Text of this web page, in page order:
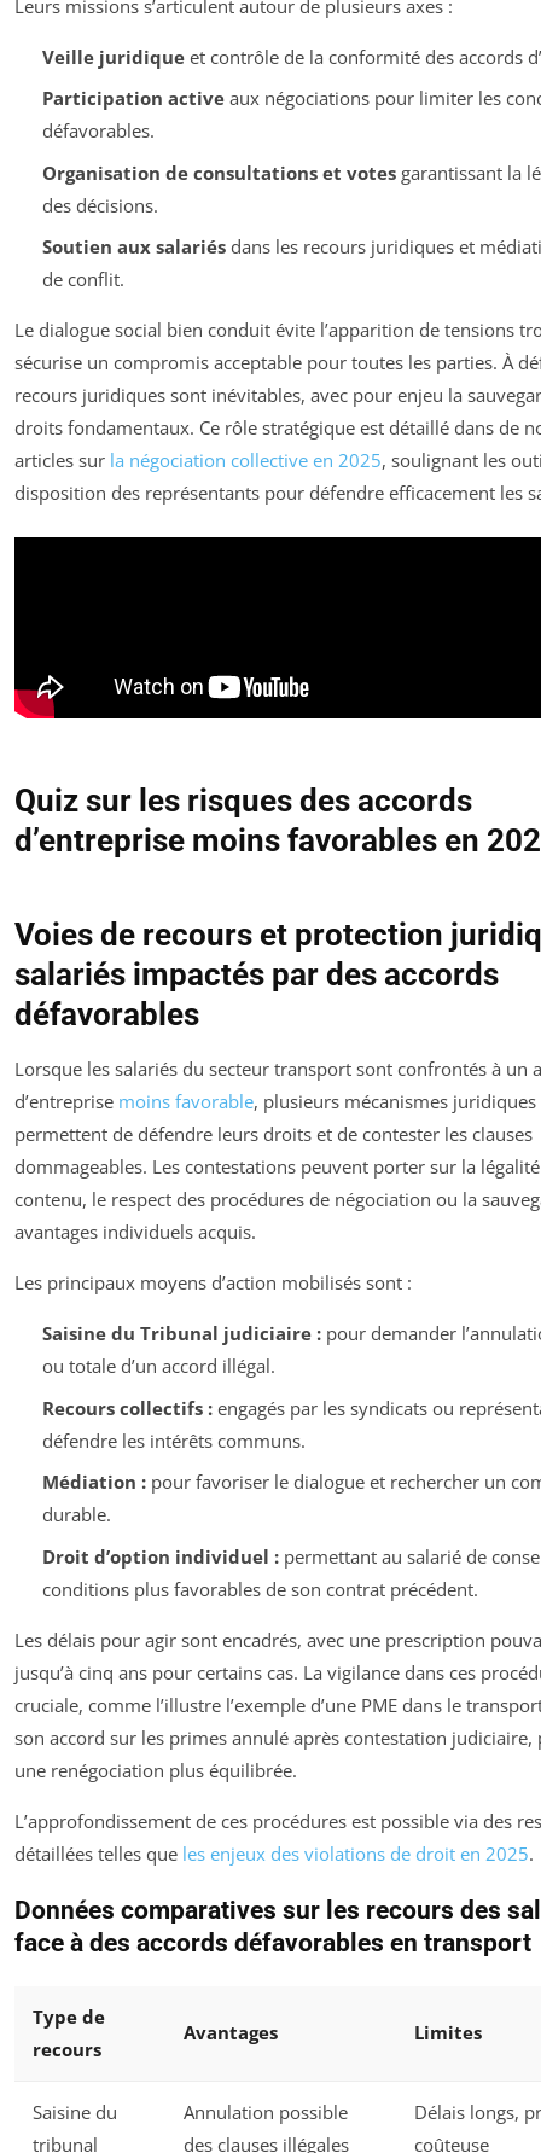
Leurs missions s’articulent autour de plusieurs axes :
Veille juridiqueet contrôle de la conformité des accords
Participation activeaux négociations pour limiter les
défavorables.
Organisation de consultations et votesgarantissant la
des décisions.
Soutien aux salariésdans les recours juridiques et
de conflit.
Le dialogue social bien conduit évite l’apparition de tensions
sécurise un compromis acceptable pour toutes les parties. À
recours juridiques sont inévitables, avec pour enjeu la
droits fondamentaux. Ce rôle stratégique est détaillé dans de
articles sur la négociation collective en 2025, soulignant les
disposition des représentants pour défendre efficacement les
Quiz sur les risques des accords
d’entreprise moins favorables en
Voies de recours et protection
salariés impactés par des accords
défavorables
Lorsque les salariés du secteur transport sont confrontés à un
d’entreprise moins favorable, plusieurs mécanismes
permettent de défendre leurs droits et de contester les clauses
dommageables. Les contestations peuvent porter sur la
contenu, le respect des procédures de négociation ou la
avantages individuels acquis.
Les principaux moyens d’action mobilisés sont :
Saisine du Tribunal judiciaire :pour demander
ou totale d’un accord illégal.
Recours collectifs :engagés par les syndicats ou
défendre les intérêts communs.
Médiation :pour favoriser le dialogue et rechercher un
durable.
Droit d’option individuel :permettant au salarié de
conditions plus favorables de son contrat précédent.
Les délais pour agir sont encadrés, avec une prescription
jusqu’à cinq ans pour certains cas. La vigilance dans ces
cruciale, comme l’illustre l’exemple d’une PME dans le
son accord sur les primes annulé après contestation
une renégociation plus équilibrée.
L’approfondissement de ces procédures est possible via des
détaillées telles que les enjeux des violations de droit en 2025.
Données comparatives sur les recours des
face à des accords défavorables en transport
Type de
recours
Avantages Limites
Saisine du
tribunal
Annulation possible
des clauses illégales
Délais longs,
coûteuse